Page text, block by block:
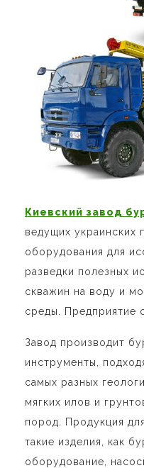
Киевский завод
ведущих украинских
оборудования для
разведки полезных
скважин на воду и
среды. Предприятие
Завод производит
инструменты,
самых разных
мягких илов и
пород. Продукция
такие изделия, как
оборудование,